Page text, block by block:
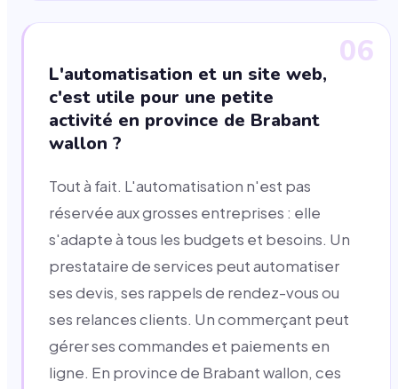
06
L'automatisation et un site web,
c'est utile pour une petite
activité en province de Brabant
wallon ?
Tout à fait. L'automatisation n'est pas
réservée aux grosses entreprises : elle
s'adapte à tous les budgets et besoins. Un
prestataire de services peut automatiser
ses devis, ses rappels de rendez-vous ou
ses relances clients. Un commerçant peut
gérer ses commandes et paiements en
ligne. En province de Brabant wallon, ces